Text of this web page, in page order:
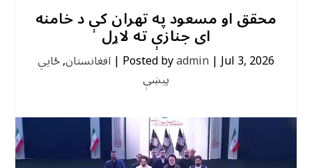
محقق او مسعود په تهران کې د خامنه
ای جنازې ته لاړل
Posted byadmin |Jul 3, 2026
| افغانستان,ځايي
پیښې